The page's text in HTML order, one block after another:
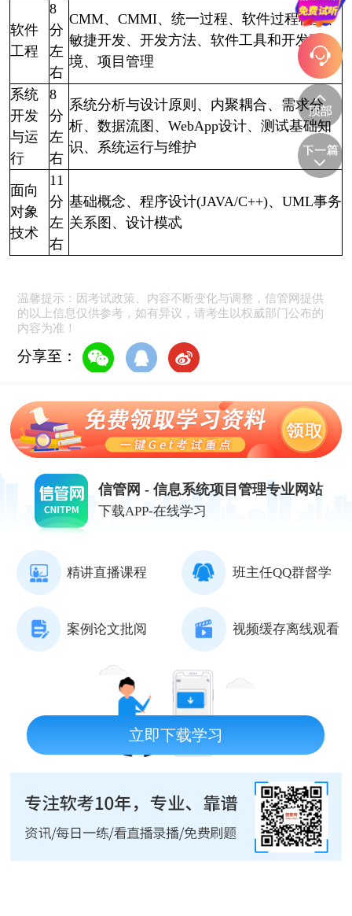
软件
工程
8
分
左
右
CMM、CMMI、统一过程、软件过程模型、
敏捷开发、开发方法、软件工具和开发环
境、项目管理
系统
开发
与运
行
8
分
左
右
系统分析与设计原则、内聚耦合、需求分
析、数据流图、WebApp设计、测试基础知
识、系统运行与维护
面向
对象
技术
11
分
左
右
基础概念、程序设计(JAVA/C++)、UML事务
关系图、设计模忒
温馨提示：因考试政策、内容不断变化与调整，信管网提供
的以上信息仅供参考，如有异议，请考生以权威部门公布的
内容为准！
分享至：
信管网 - 信息系统项目管理专业网站
下载APP-在线学习
精讲直播课程 班主任QQ群督学
案例论文批阅 视频缓存离线观看
立即下载学习